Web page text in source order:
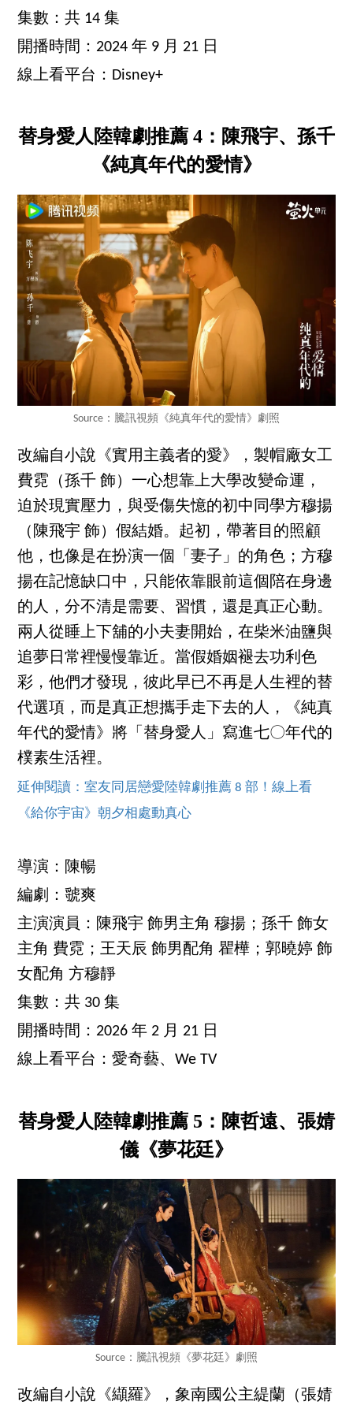
集數：共 14 集
開播時間：2024 年 9 月 21 日
線上看平台：Disney+
替身愛人陸韓劇推薦 4：陳飛宇、孫千
《純真年代的愛情》
Source：騰訊視頻《純真年代的愛情》劇照
改編自小說《實用主義者的愛》，製帽廠女工
費霓（孫千 飾）一心想靠上大學改變命運，
迫於現實壓力，與受傷失憶的初中同學方穆揚
（陳飛宇 飾）假結婚。起初，帶著目的照顧
他，也像是在扮演一個「妻子」的角色；方穆
揚在記憶缺口中，只能依靠眼前這個陪在身邊
的人，分不清是需要、習慣，還是真正心動。
兩人從睡上下舖的小夫妻開始，在柴米油鹽與
追夢日常裡慢慢靠近。當假婚姻褪去功利色
彩，他們才發現，彼此早已不再是人生裡的替
代選項，而是真正想攜手走下去的人，《純真
年代的愛情》將「替身愛人」寫進七〇年代的
樸素生活裡。
延伸閱讀：室友同居戀愛陸韓劇推薦 8 部！線上看
《給你宇宙》朝夕相處動真心
導演：陳暢
編劇：虢爽
主演演員：陳飛宇 飾男主角 穆揚；孫千 飾女
主角 費霓；王天辰 飾男配角 瞿樺；郭曉婷 飾
女配角 方穆靜
集數：共 30 集
開播時間：2026 年 2 月 21 日
線上看平台：愛奇藝、We TV
替身愛人陸韓劇推薦 5：陳哲遠、張婧
儀《夢花廷》
Source：騰訊視頻《夢花廷》劇照
改編自小說《纈羅》，象南國公主緹蘭（張婧